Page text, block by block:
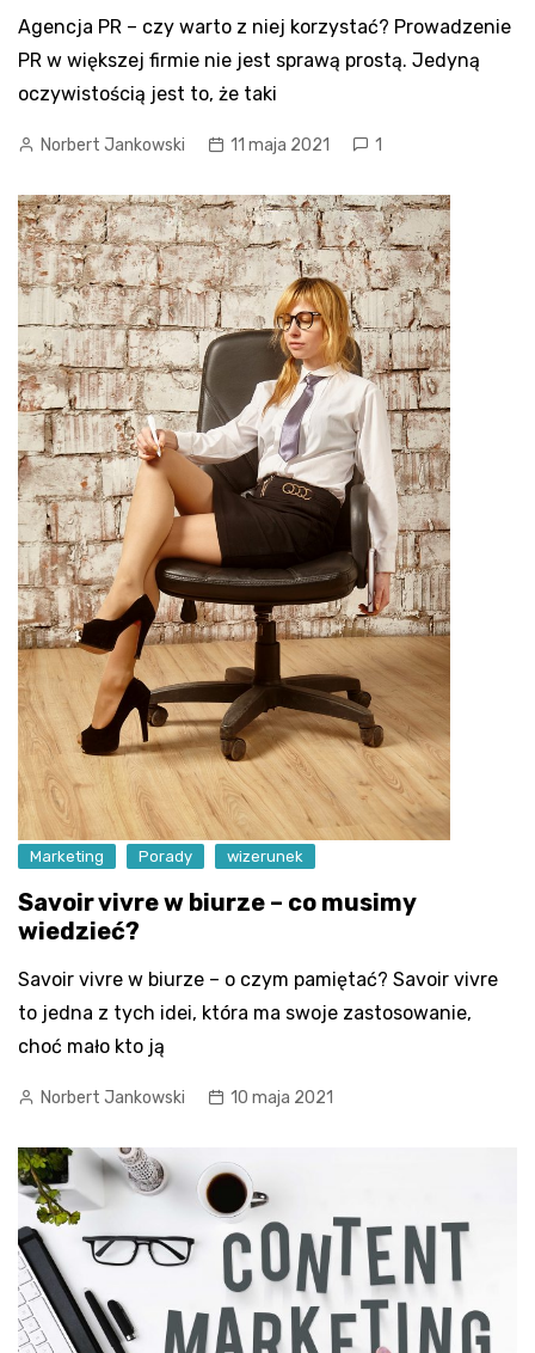
Agencja PR – czy warto z niej korzystać? Prowadzenie
PR w większej firmie nie jest sprawą prostą. Jedyną
oczywistością jest to, że taki
Norbert Jankowski 11 maja 2021 1
Marketing Porady wizerunek
Savoir vivre w biurze – co musimy
wiedzieć?
Savoir vivre w biurze – o czym pamiętać? Savoir vivre
to jedna z tych idei, która ma swoje zastosowanie,
choć mało kto ją
Norbert Jankowski 10 maja 2021